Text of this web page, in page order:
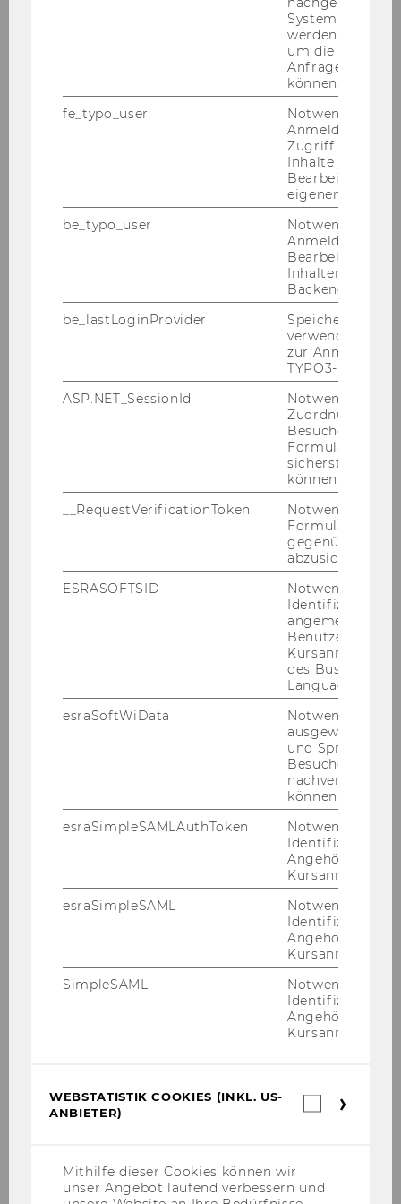
vor­zu­wei­sen und für die Dauer von
48 Stun­den be­reit­zu­hal­ten.“
In § 2 Abs 7 ent­fällt der Aus­druck
„und 6“ und wird in lit b und c die
For­mu­lie­rung „je­weils einer äqui­va­
len­ten bzw. einem hö­he­ren Stan­dard
ent­spre­chen­den Maske“ durch die
For­mu­lie­rung „einer Maske mit min­
des­tens gleich­wer­tig ge­norm­tem
§ 10 Abs 8 letz­ter Satz ent­fällt.
In § 10 wird fol­gen­der Ab­satz 9 er­
„(9) Die Än­de­rung der Ver­ord­nung
des Rek­to­rats der Wirt­schafts­uni­ver­
si­tät Wien über die Be­nüt­zung von
Ge­bäu­den und Flä­chen der WU oder
am WU Cam­pus tritt am Tag nach
ihrer Kund­ma­chung im Mit­tei­lungs­
blatt der Wirt­schafts­uni­ver­si­tät Wien,
21. Stück, Nr. 115 vom 08. Fe­bru­ar 2021
in Kraft. Dies gilt auch für § 2 Abs 5
sowie 7 bis 9 in der durch diese Ver­
ord­nung mo­di­fi­zier­ten Fas­sung.“
Für das Rek­to­rat:
Univ.-Prof. Dr. Edel­traud Hanappi-​Egger
ak­tu­el­le Fas­sung der Ver­ord­nungfin­den
Studienjahr 2020/2021
Jänner 2021
System
werden.
um die Antwort
Anfrage
können.
fe_typo_user
Notwendig für
Anmeldung und
Zugriff auf
Inhalte oder zur
Bearbeitung des
eigenen Profils.
be_typo_user
Notwendig für
Anmeldung und
Bearbeitung von
Inhalten im
Backend.
be_lastLoginProvider
Speichert die
verwendete
zur Anmeldung
TYPO3-Backend.
ASP.NET_SessionId
Notwendig, um
Zuordnung von
Besucher zu
sicherstellen zu
können.
__RequestVerificationToken
Notwendig, um
gegenüber
abzusichern.
ESRASOFTSID
Notwendig zur
Identifizierung
angemeldeten
Benutzers im
des Business
Language
esraSoftWiData
Notwendig um
ausgewählte
und
Besuchers
nachverfolgen
können.
esraSimpleSAMLAuthToken
Notwendig zur
Identifizierung
Angehörige/r für
Kursanmeldung.
esraSimpleSAML
Notwendig zur
Identifizierung
Angehörige/r für
Kursanmeldung.
SimpleSAML
Notwendig zur
Identifizierung
Angehörige/r für
Kursanmeldung.
WEBSTATISTIK COOKIES (INKL. US-
ANBIETER)
Mithilfe dieser Cookies können wir
unser Angebot laufend verbessern und